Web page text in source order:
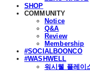
SHOP
COMMUNITY
Notice
Q&A
Review
Membership
#SOCIALBOONCO
#WASHWELL
워시웰 플레이